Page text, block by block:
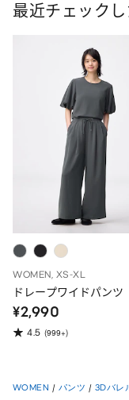
最近チェック
WOMEN, XS-XL
ドレープワイドパンツ
¥2,990
4.5 (999+)
WOMEN / パンツ / 3Dバレ